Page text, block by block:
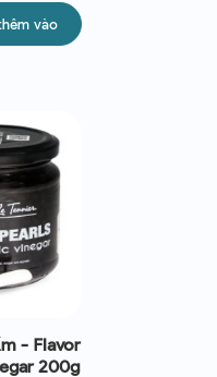
vào
- Flavor
200g